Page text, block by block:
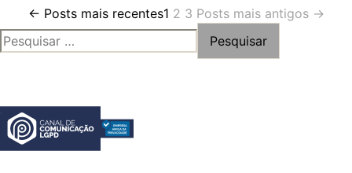
Paginação
de
← Postsmais recentes1 2 3 Postsmais antigos →
PESQUISAR
POR: